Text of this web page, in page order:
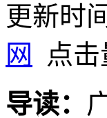
更新时
网
点击
导读：